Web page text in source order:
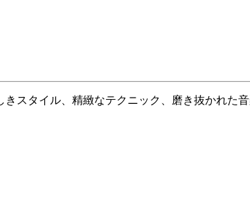
スタイル、精緻なテクニック、磨き抜かれた